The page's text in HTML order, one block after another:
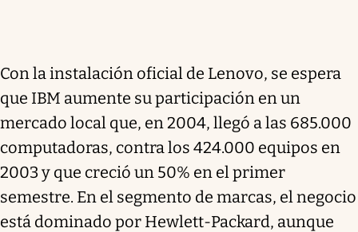
Con la instalación oficial de Lenovo, se espera
que IBM aumente su participación en un
mercado local que, en 2004, llegó a las 685.000
computadoras, contra los 424.000 equipos en
2003 y que creció un 50% en el primer
semestre. En el segmento de marcas, el negocio
está dominado por Hewlett-Packard, aunque